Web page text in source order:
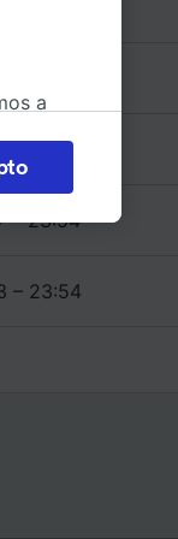
– 23:43
– 23:54
– 23:54
– 23:54
a
la
ello.